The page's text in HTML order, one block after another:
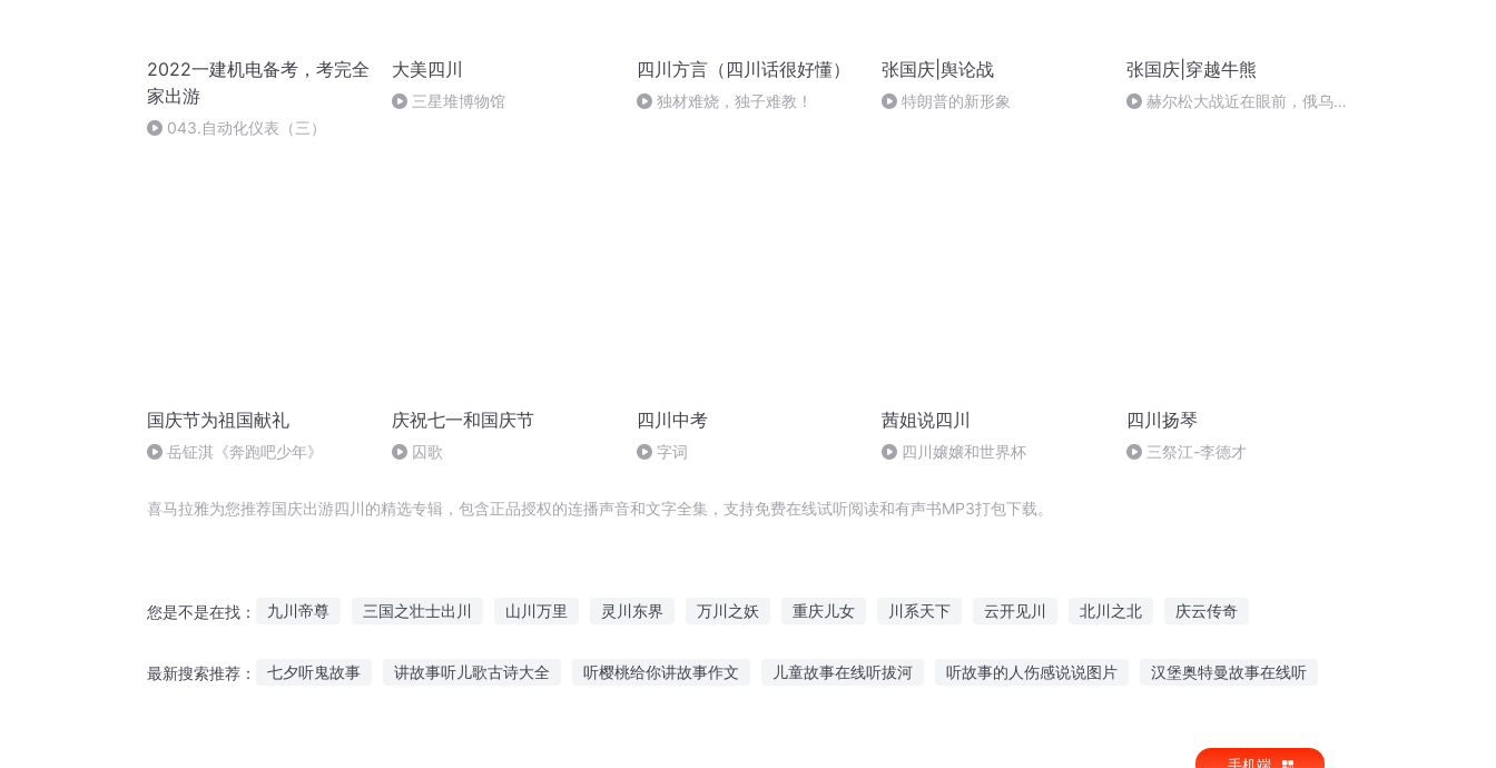
2022一建机电备考，考完全
家出游
043.自动化仪表（三）
大美四川
三星堆博物馆
四川方言（四川话很好懂）
独材难烧，独子难教！
张国庆|舆论战
特朗普的新形象
张国庆|穿越牛熊
赫尔松大战近在眼前，俄乌冲
国庆节为祖国献礼
岳钲淇《奔跑吧少年》
庆祝七一和国庆节
囚歌
四川中考
字词
茜姐说四川
四川嬢嬢和世界杯
四川扬琴
三祭江-李德才
喜马拉雅为您推荐国庆出游四川的精选专辑，包含正品授权的连播声音和文字全集，支持免费在线试听阅读和有声书MP3打包下载。
您是不是在找： 九川帝尊 三国之壮士出川 山川万里 灵川东界 万川之妖 重庆儿女 川系天下 云开见川 北川之北 庆云传奇
最新搜索推荐： 七夕听鬼故事 讲故事听儿歌古诗大全 听樱桃给你讲故事作文 儿童故事在线听拔河 听故事的人伤感说说图片 汉堡奥特曼故事在线听